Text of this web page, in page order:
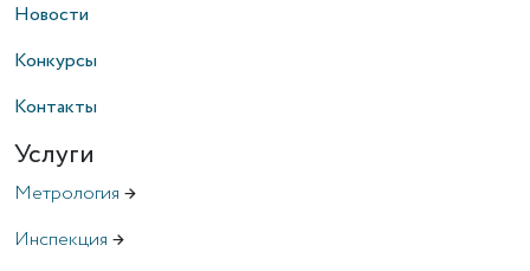
Новости
Конкурсы
Контакты
Услуги
Метрология →
Инспекция →